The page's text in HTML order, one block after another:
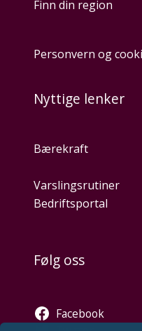
Finn din region
Personvern og
Nyttige lenker
Bærekraft
Varslingsrutiner
Bedriftsportal
Følg oss
Facebook